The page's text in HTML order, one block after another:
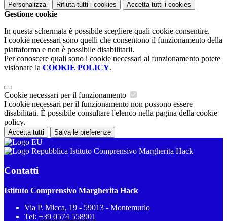
Personalizza Rifiuta tutti i cookies Accetta tutti i cookies
Gestione cookie
In questa schermata è possibile scegliere quali cookie consentire.
I cookie necessari sono quelli che consentono il funzionamento della
piattaforma e non è possibile disabilitarli.
Per conoscere quali sono i cookie necessari al funzionamento potete
visionare la COOKIE POLICY.
Cookie necessari per il funzionamento
I cookie necessari per il funzionamento non possono essere
disabilitati. È possibile consultare l'elenco nella pagina della cookie
policy.
Accetta tutti Salva le preferenze
Istituto Comprensivo Margherita Hack
Contatti
Istituto Comprensivo Margherita Hack
Via P. Micca, 19 - 59013 - Montemurlo
Tel: +39 0574 558901